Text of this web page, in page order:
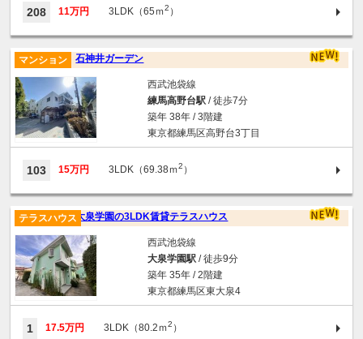
208 11万円 3LDK（65ｍ2 ）
石神井ガーデン
マンション
西武池袋線
練馬高野台駅/ 徒歩7分
築年 38年 / 3階建
東京都練馬区高野台3丁目
103 15万円 3LDK（69.38ｍ2 ）
大泉学園の3LDK賃貸テラスハウス
テラスハウス
西武池袋線
大泉学園駅/ 徒歩9分
築年 35年 / 2階建
東京都練馬区東大泉4
1 17.5万円 3LDK（80.2ｍ2 ）